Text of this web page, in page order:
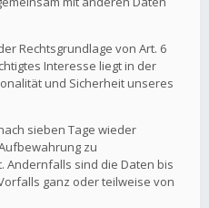
Rechtsgrundlage von Art. 6
Interesse liegt in der
und Sicherheit unseres
sieben Tage wieder
zu
Andernfalls sind die Daten bis
ganz oder teilweise von